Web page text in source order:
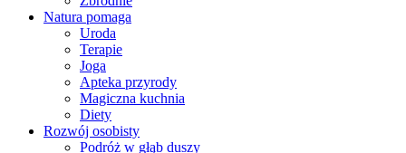
Natura pomaga
Uroda
Terapie
Joga
Apteka przyrody
Magiczna kuchnia
Diety
Rozwój osobisty
Podróż w głąb duszy